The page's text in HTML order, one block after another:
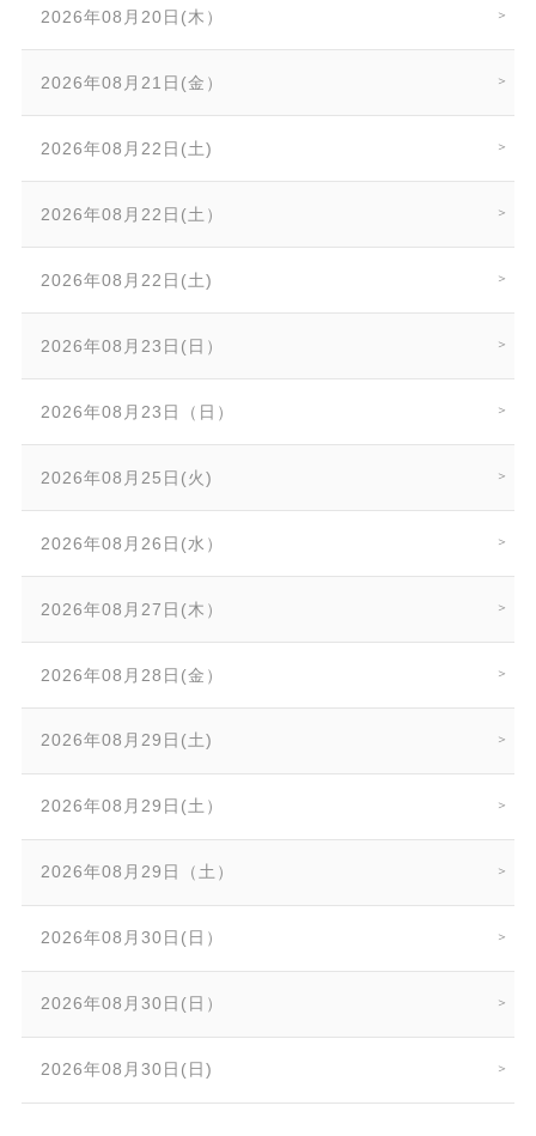
2026年08月20日(木）
2026年08月21日(金）
2026年08月22日(土)
2026年08月22日(土）
2026年08月22日(土)
2026年08月23日(日）
2026年08月23日（日）
2026年08月25日(火)
2026年08月26日(水）
2026年08月27日(木）
2026年08月28日(金）
2026年08月29日(土)
2026年08月29日(土）
2026年08月29日（土）
2026年08月30日(日）
2026年08月30日(日）
2026年08月30日(日)